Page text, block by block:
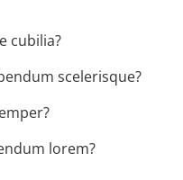
cubilia?
scelerisque?
lorem?